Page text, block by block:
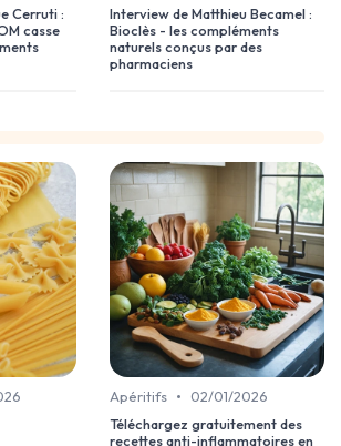
Cerruti :
casse
Interview de Matthieu Becamel :
Bioclès - les compléments
naturels conçus par des
pharmaciens
Apéritifs •
02/01/2026
Téléchargez gratuitement des
recettes anti-inflammatoires en